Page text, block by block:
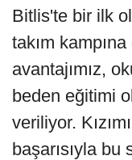
Bitlis'te bir ilk
takım
avantajımız,
beden eğitimi
veriliyor.
başarısıyla